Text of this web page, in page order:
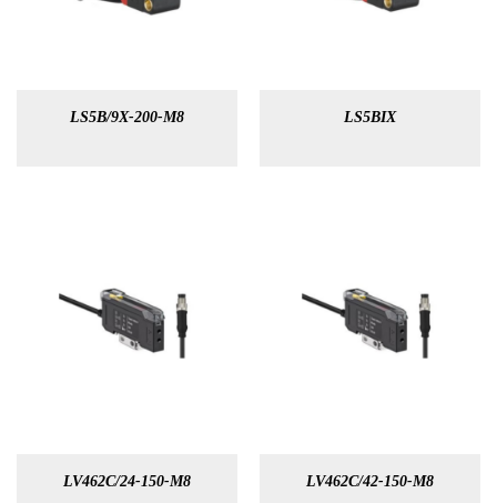
LS5B/9X-200-M8 LS5BIX
LV462C/24-150-M8 LV462C/42-150-M8